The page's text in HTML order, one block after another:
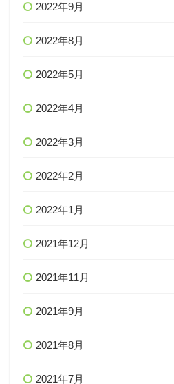
2022年9月
2022年8月
2022年5月
2022年4月
2022年3月
2022年2月
2022年1月
2021年12月
2021年11月
2021年9月
2021年8月
2021年7月